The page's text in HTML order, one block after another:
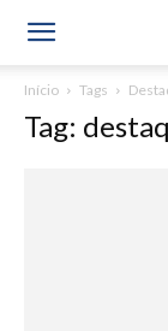
Início Tags
Tag: